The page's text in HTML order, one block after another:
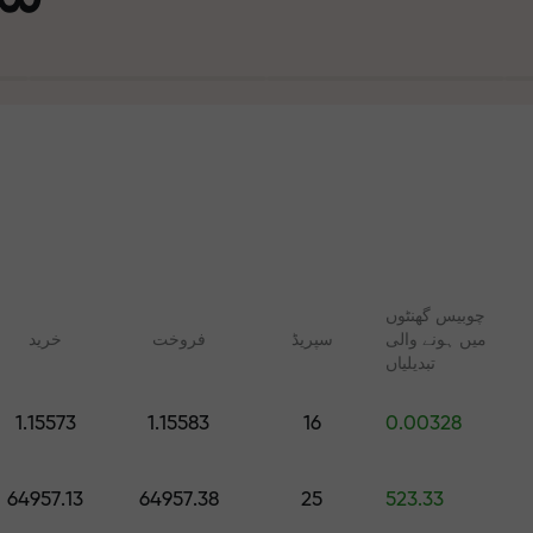
تجارت
آپ کا
خرید فروخت سپریڈ
چوبیس گھنٹوں
میں ہونے والی
تبدیلیاں
1.15573 1.15583 16 0.00328
64957.13 64957.38 25 523.33
مراحل کے لیے کورسز اور ویبنرز
روزانہ کی پیش گوئیاں